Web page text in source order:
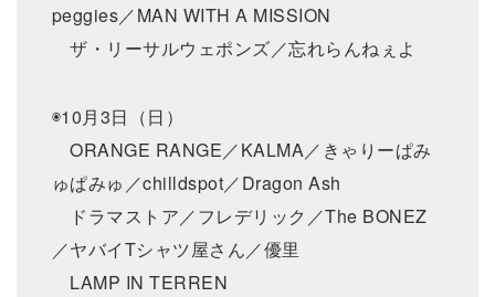
peggies／MAN WITH A MISSION
ザ・リーサルウェポンズ／忘れらんねぇよ
◉10月3日（日）
ORANGE RANGE／KALMA／きゃりーぱみ
ゅぱみゅ／chilldspot／Dragon Ash
ドラマストア／フレデリック／The BONEZ
／ヤバイTシャツ屋さん／優里
LAMP IN TERREN